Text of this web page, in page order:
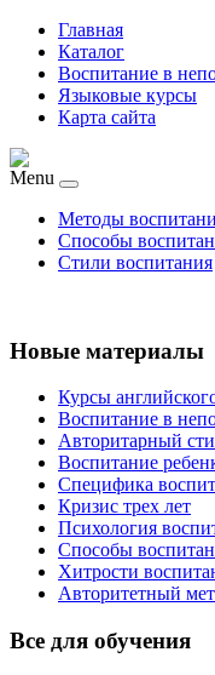
Главная
Каталог
Воспитание в
Языковые курсы
Карта сайта
Menu
Методы
Способы
Стили воспитания
Новые материалы
Курсы
Воспитание в
Авторитарный
Воспитание
Специфика
Кризис трех лет
Психология
Способы
Хитрости
Авторитетный
Все для обучения